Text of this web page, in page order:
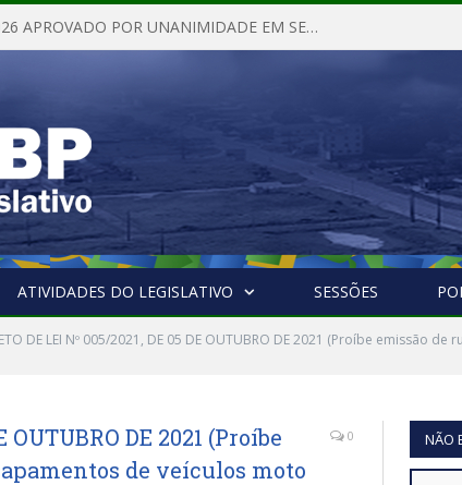
PROJETO DE LEI 002/2026 APROVADO POR UNANIMIDADE EM SESSÃO ORDINÁRIA NESTA QUINTA – FEIRA 28 DE MAIO DE 2026
ATIVIDADES DO LEGISLATIVO SESSÕES
DE LEI Nº 005/2021, DE 05 DE OUTUBRO DE 2021 (Proíbe emissão
OUTUBRO DE 2021 (Proíbe
de veículos moto
0 NÃO